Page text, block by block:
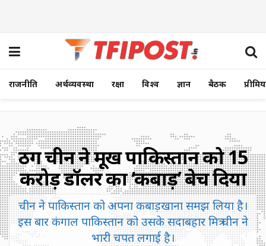
राजनीति अर्थव्यवस्था रक्षा विश्व ज्ञान बैठक
ठग चीन ने मूर्ख पाकिस्तान को 15
करोड़ डॉलर का ‘कबाड़’ बेच दिया
चीन ने पाकिस्तान को अपना कबाड़खाना समझ लिया है।
इस बार कंगाल पाकिस्तान को उसके सदाबहार मित्र चीन ने
भारी चपत लगाई है।